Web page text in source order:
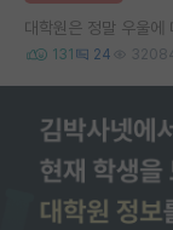
대학원은 정말 우울에
131 24